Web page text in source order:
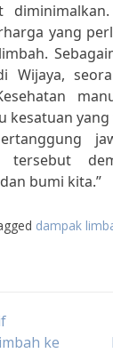
yang
Wijaya,
kesatuan
tersebut
bumi kita.”
dampak
ke